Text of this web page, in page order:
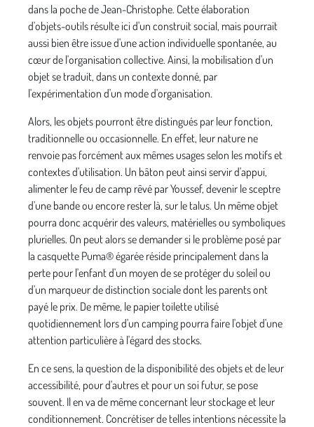
dans la poche de Jean-Christophe. Cette élaboration
d'objets-outils résulte ici d'un construit social, mais pourrait
aussi bien être issue d'une action individuelle spontanée, au
cœur de l'organisation collective. Ainsi, la mobilisation d'un
objet se traduit, dans un contexte donné, par
l'expérimentation d'un mode d'organisation.
Alors, les objets pourront être distingués par leur fonction,
traditionnelle ou occasionnelle. En effet, leur nature ne
renvoie pas forcément aux mêmes usages selon les motifs et
contextes d'utilisation. Un bâton peut ainsi servir d'appui,
alimenter le feu de camp rêvé par Youssef, devenir le sceptre
d'une bande ou encore rester là, sur le talus. Un même objet
pourra donc acquérir des valeurs, matérielles ou symboliques
plurielles. On peut alors se demander si le problème posé par
la casquette Puma® égarée réside principalement dans la
perte pour l'enfant d'un moyen de se protéger du soleil ou
d'un marqueur de distinction sociale dont les parents ont
payé le prix. De même, le papier toilette utilisé
quotidiennement lors d'un camping pourra faire l'objet d'une
attention particulière à l'égard des stocks.
En ce sens, la question de la disponibilité des objets et de leur
accessibilité, pour d'autres et pour un soi futur, se pose
souvent. Il en va de même concernant leur stockage et leur
conditionnement. Concrétiser de telles intentions nécessite la